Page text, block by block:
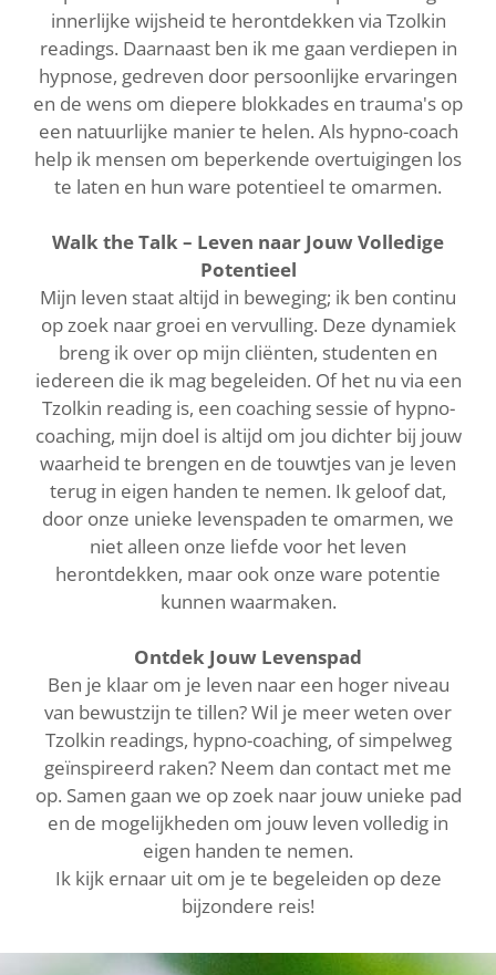
innerlijke wijsheid te herontdekken via Tzolkin
readings. Daarnaast ben ik me gaan verdiepen in
hypnose, gedreven door persoonlijke ervaringen
en de wens om diepere blokkades en trauma's op
een natuurlijke manier te helen. Als hypno-coach
help ik mensen om beperkende overtuigingen los
te laten en hun ware potentieel te omarmen.
Walk the Talk – Leven naar Jouw Volledige
Potentieel
Mijn leven staat altijd in beweging; ik ben continu
op zoek naar groei en vervulling. Deze dynamiek
breng ik over op mijn cliënten, studenten en
iedereen die ik mag begeleiden. Of het nu via een
Tzolkin reading is, een coaching sessie of hypno-
coaching, mijn doel is altijd om jou dichter bij jouw
waarheid te brengen en de touwtjes van je leven
terug in eigen handen te nemen. Ik geloof dat,
door onze unieke levenspaden te omarmen, we
niet alleen onze liefde voor het leven
herontdekken, maar ook onze ware potentie
kunnen waarmaken.
Ontdek Jouw Levenspad
Ben je klaar om je leven naar een hoger niveau
van bewustzijn te tillen? Wil je meer weten over
Tzolkin readings, hypno-coaching, of simpelweg
geïnspireerd raken? Neem dan contact met me
op. Samen gaan we op zoek naar jouw unieke pad
en de mogelijkheden om jouw leven volledig in
eigen handen te nemen.
Ik kijk ernaar uit om je te begeleiden op deze
bijzondere reis!